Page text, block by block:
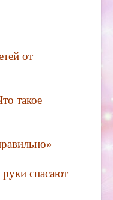
от
такое
спасают